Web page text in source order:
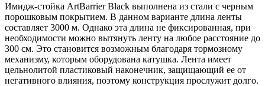
Имидж-стойка ArtBarrier Black выполнена из стали с черным
порошковым покрытием. В данном варианте длина ленты
составляет 3000 м. Однако эта длина не фиксированная, при
необходимости можно вытянуть ленту на любое расстояние до
300 см. Это становится возможным благодаря тормозному
механизму, которым оборудована катушка. Лента имеет
цельнолитой пластиковый наконечник, защищающий ее от
негативного влияния, поэтому конструкция прослужит долго.